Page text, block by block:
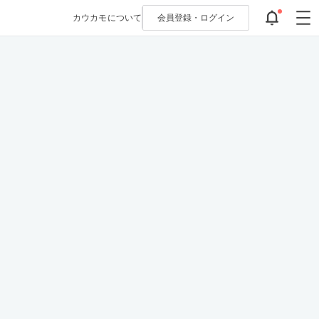
カウカモについて 会員登録・ ログイン